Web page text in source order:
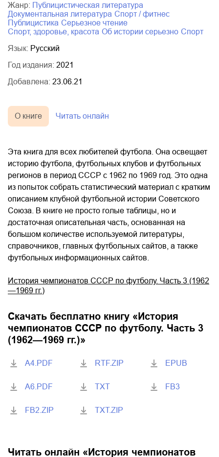
Жанр:
публицистическая литература
документальная литература
спорт / фитнес
публицистика
серьезное чтение
спорт, здоровье, красота
об истории серьезно
спорт
Язык: Русский
Год издания: 2021
Добавлена: 23.06.21
О книге Читать онлайн
Эта книга для всех любителей футбола. Она освещает
историю футбола, футбольных клубов и футбольных
регионов в период СССР с 1962 по 1969 год. Это одна
из попыток собрать статистический материал с кратким
описанием клубной футбольной истории Советского
Союза. В книге не просто голые таблицы, но и
достаточная описательная часть, основанная на
большом количестве используемой литературы,
справочников, главных футбольных сайтов, а также
футбольных информационных сайтов.
История чемпионатов СССР по футболу. Часть 3 (1962
—1969 гг.)
Скачать бесплатно книгу « История
чемпионатов СССР по футболу. Часть 3
(1962—1969 гг.)»
A4.PDF
A6.PDF
FB2.ZIP
RTF.ZIP
TXT
TXT.ZIP
EPUB
FB3
Читать онлайн « История чемпионатов